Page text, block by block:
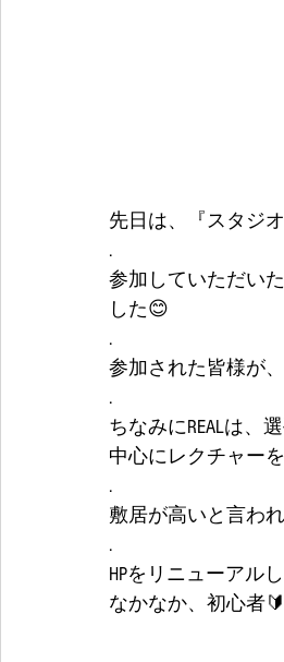
先日は、『スタジ
.
参加していただい
した😊
.
参加された皆様が
.
ちなみにREALは、
中心にレクチャー
.
敷居が高いと言わ
.
HPをリニューアル
なかなか、初心者